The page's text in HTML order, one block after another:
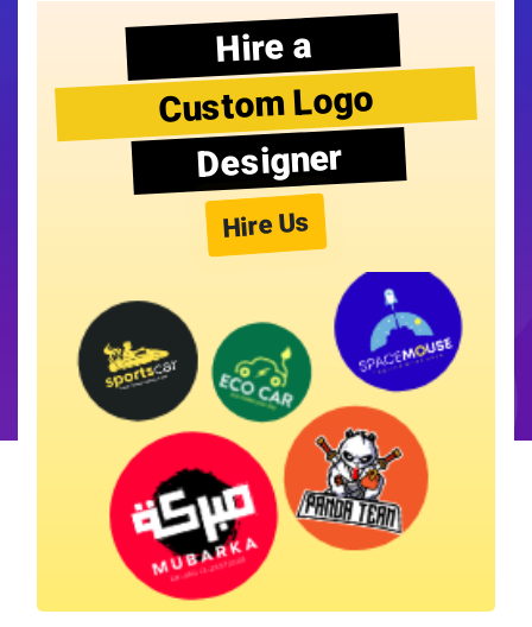
Hire a
Custom Logo
Designer
Hire Us